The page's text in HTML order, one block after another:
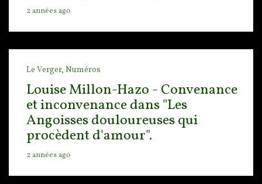
2 années ago
Le Verger, Numéros
Louise Millon-Hazo - Convenance
et inconvenance dans "Les
Angoisses douloureuses qui
procèdent d'amour".
2 années ago